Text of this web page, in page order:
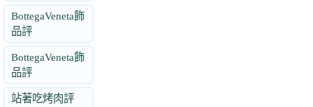
BottegaVeneta飾
品評
BottegaVeneta飾
品評
站著吃烤肉評